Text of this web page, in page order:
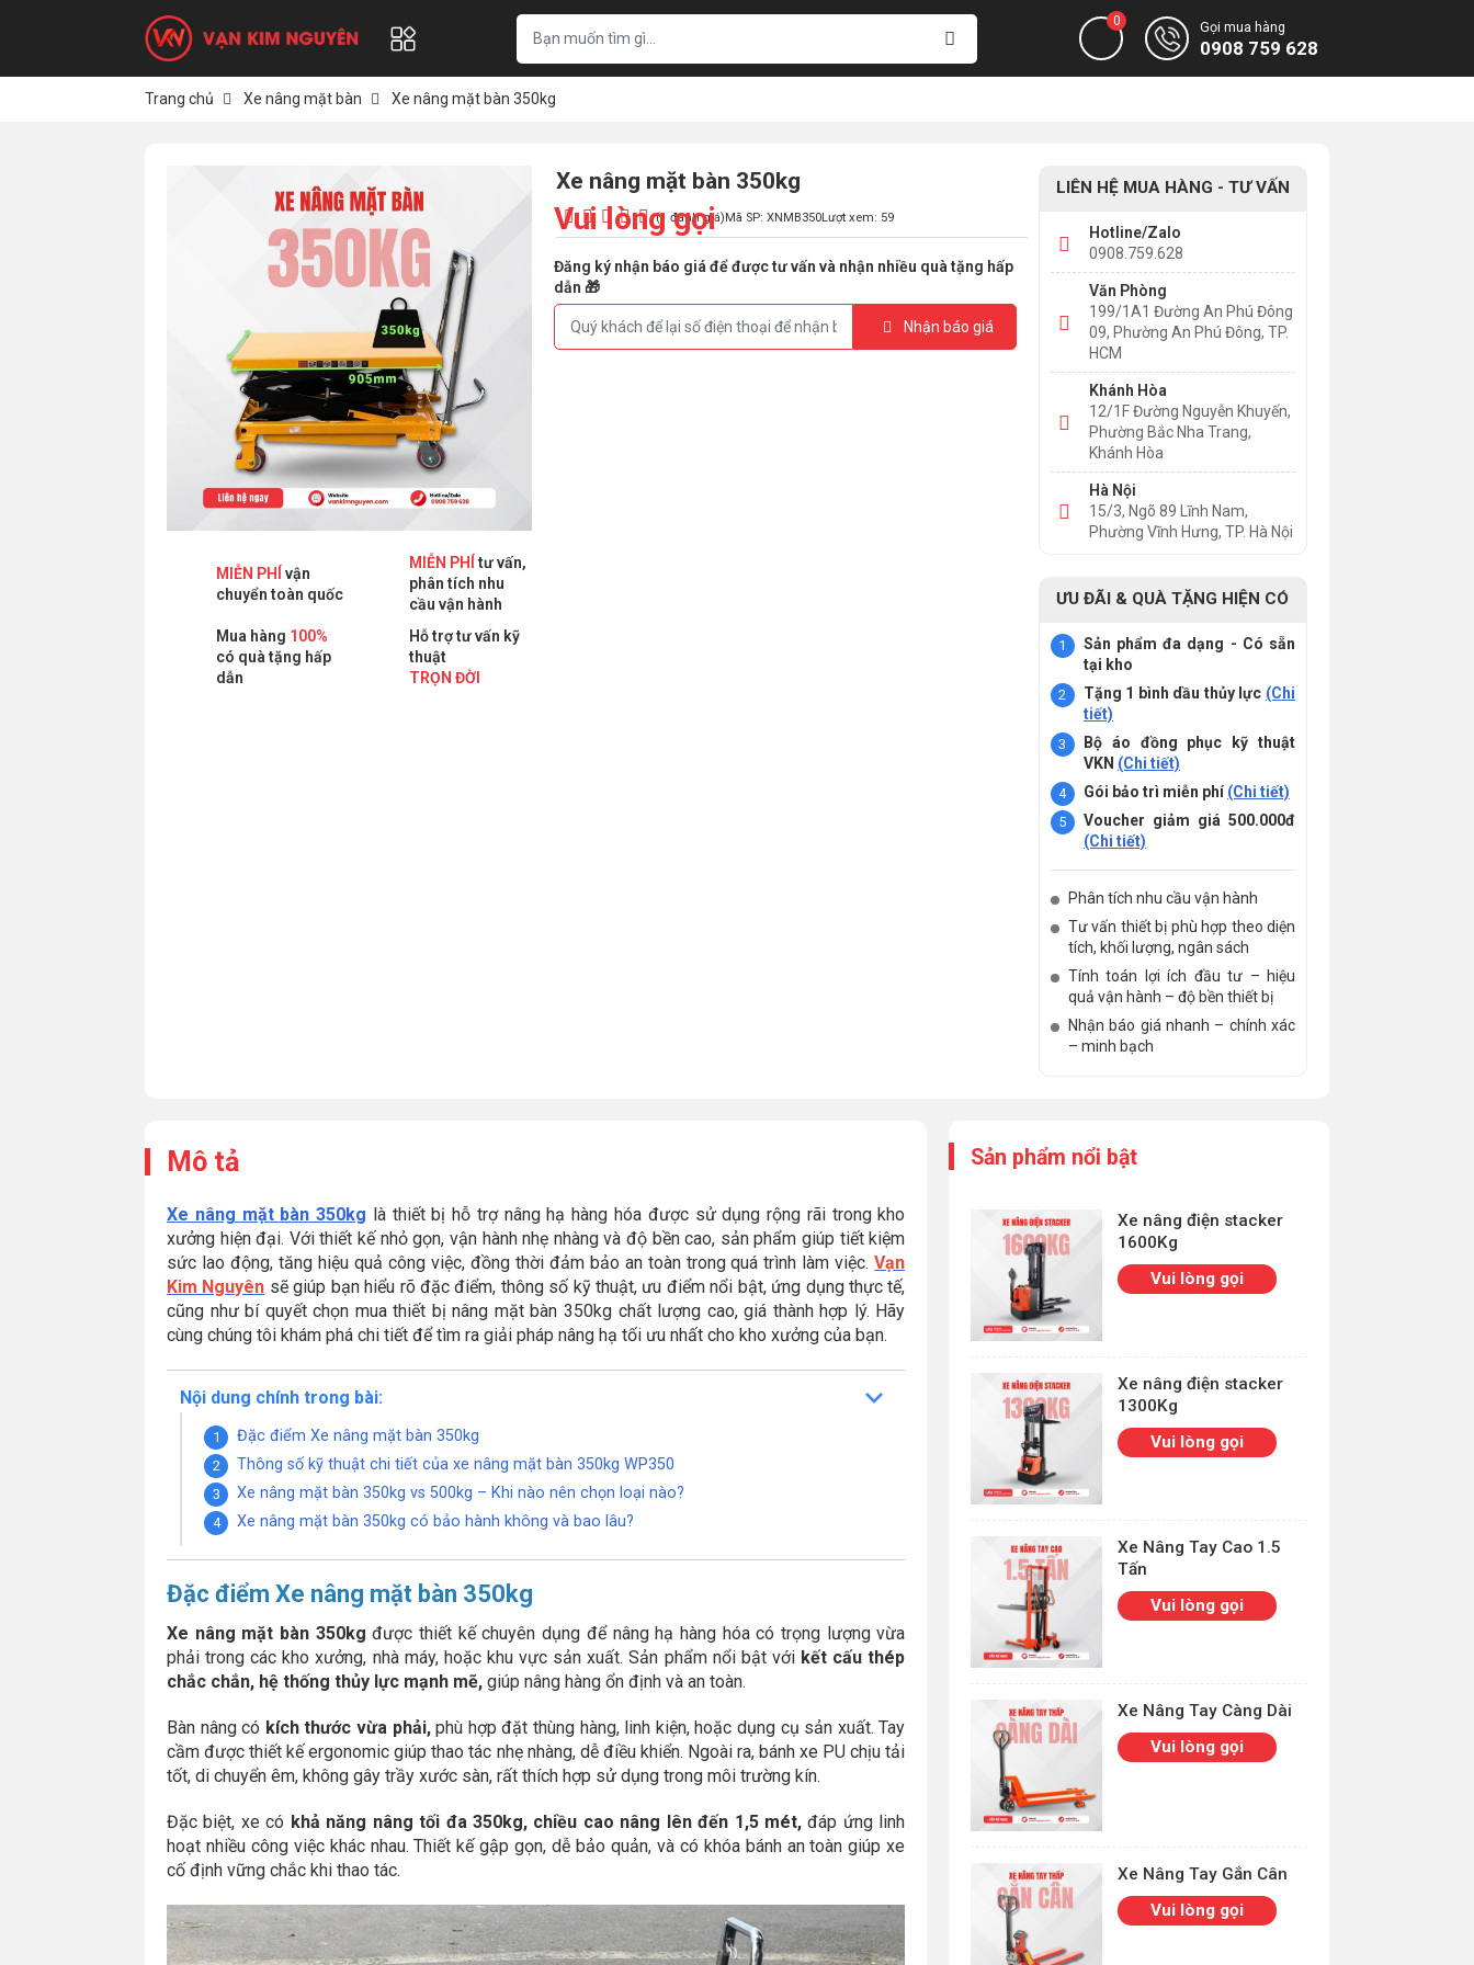
0 Gọi mua hàng
0908 759 628
Trang chủ Xe nâng mặt bàn Xe nâng mặt bàn 350kg
Xe nâng mặt bàn 350kg
(1 đánh giá)Mã SP: XNMB350Lượt xem: 59
MIỄN PHÍ vận
chuyển toàn quốc
MIỄN PHÍ tư vấn,
phân tích nhu
cầu vận hành
Mua hàng 100%
có quà tặng hấp
dẫn
Hỗ trợ tư vấn kỹ
thuật
TRỌN ĐỜI
Vui lòng gọi
Đăng ký nhận báo giá để được tư vấn và nhận nhiều quà tặng hấp
dẫn 🎁
Nhận báo giá
LIÊN HỆ MUA HÀNG - TƯ VẤN
Hotline/Zalo
0908.759.628
Văn Phòng
199/1A1 Đường An Phú Đông
09, Phường An Phú Đông, TP.
HCM
Khánh Hòa
12/1F Đường Nguyễn Khuyến,
Phường Bắc Nha Trang,
Khánh Hòa
Hà Nội
15/3, Ngõ 89 Lĩnh Nam,
Phường Vĩnh Hưng, TP. Hà Nội
ƯU ĐÃI & QUÀ TẶNG HIỆN CÓ
Sản phẩm đa dạng - Có sẵn
tại kho
Tặng 1 bình dầu thủy lực (Chi
tiết)
Bộ áo đồng phục kỹ thuật
VKN (Chi tiết)
Gói bảo trì miễn phí (Chi tiết)
Voucher giảm giá 500.000đ
(Chi tiết)
Phân tích nhu cầu vận hành
Tư vấn thiết bị phù hợp theo diện
tích, khối lượng, ngân sách
Tính toán lợi ích đầu tư – hiệu
quả vận hành – độ bền thiết bị
Nhận báo giá nhanh – chính xác
– minh bạch
Mô tả
Xe nâng mặt bàn 350kg là thiết bị hỗ trợ nâng hạ hàng hóa được sử dụng rộng rãi trong kho
xưởng hiện đại. Với thiết kế nhỏ gọn, vận hành nhẹ nhàng và độ bền cao, sản phẩm giúp tiết kiệm
sức lao động, tăng hiệu quả công việc, đồng thời đảm bảo an toàn trong quá trình làm việc.Vạn
Kim Nguyên sẽ giúp bạn hiểu rõ đặc điểm, thông số kỹ thuật, ưu điểm nổi bật, ứng dụng thực tế,
cũng như bí quyết chọn mua thiết bị nâng mặt bàn 350kg chất lượng cao, giá thành hợp lý. Hãy
cùng chúng tôi khám phá chi tiết để tìm ra giải pháp nâng hạ tối ưu nhất cho kho xưởng của bạn.
Nội dung chính trong bài:
Đặc điểm Xe nâng mặt bàn 350kg
Thông số kỹ thuật chi tiết của xe nâng mặt bàn 350kg WP350
Xe nâng mặt bàn 350kg vs 500kg – Khi nào nên chọn loại nào?
Xe nâng mặt bàn 350kg có bảo hành không và bao lâu?
Đặc điểm Xe nâng mặt bàn 350kg
Xe nâng mặt bàn 350kg được thiết kế chuyên dụng để nâng hạ hàng hóa có trọng lượng vừa
phải trong các kho xưởng, nhà máy, hoặc khu vực sản xuất. Sản phẩm nổi bật với kết cấu thép
chắc chắn, hệ thống thủy lực mạnh mẽ, giúp nâng hàng ổn định và an toàn.
Bàn nâng có kích thước vừa phải,phù hợp đặt thùng hàng, linh kiện, hoặc dụng cụ sản xuất. Tay
cầm được thiết kế ergonomic giúp thao tác nhẹ nhàng, dễ điều khiển. Ngoài ra, bánh xe PU chịu tải
tốt, di chuyển êm, không gây trầy xước sàn, rất thích hợp sử dụng trong môi trường kín.
Đặc biệt, xe có khả năng nâng tối đa 350kg, chiều cao nâng lên đến 1,5 mét, đáp ứng linh
hoạt nhiều công việc khác nhau. Thiết kế gập gọn, dễ bảo quản, và có khóa bánh an toàn giúp xe
cố định vững chắc khi thao tác.
Sản phẩm nổi bật
Xe nâng điện stacker
1600Kg
Vui lòng gọi
Xe nâng điện stacker
1300Kg
Vui lòng gọi
Xe Nâng Tay Cao 1.5
Tấn
Vui lòng gọi
Xe Nâng Tay Càng Dài
Vui lòng gọi
Xe Nâng Tay Gắn Cân
Vui lòng gọi